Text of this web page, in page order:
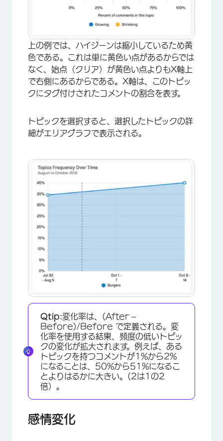
×
上の例では、ハイジーンは縮小しているため黄
色である。これは単に黄色い点があるからでは
なく、始点（クリア）が黄色い点よりもX軸上
で右側にあるからである。X軸は、このトピッ
クにタグ付けされたコメントの割合を表す。
トピックを選択すると、選択したトピックの詳
細がエリアグラフで表示される。
Qtip:変化率は、(After –
Before)/Before で定義される。変
化率を使用する結果、頻度の低いトピッ
クの変化が拡大されます。例えば、ある
トピックを持つコメントが1%から2%
になることは、50%から51%になるこ
とよりはるかに大きい。(2は1の2
倍）。
感情変化